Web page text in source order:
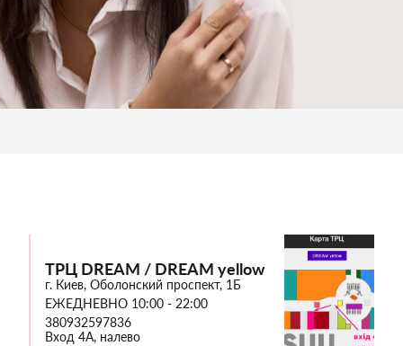
ТРЦ DREAM / DREAM yellow
г. Киев, Оболонский проспект, 1Б
ЕЖЕДНЕВНО 10:00 - 22:00
380932597836
Вход 4А, налево